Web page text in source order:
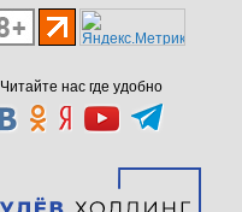
Читайте нас где удобно